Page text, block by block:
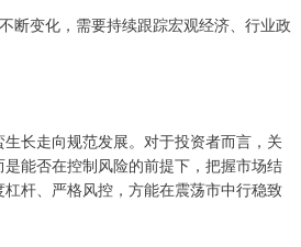
断变化，需要持续跟踪宏观经济、行业政
长走向规范发展。对于投资者而言，关
能否在控制风险的前提下，把握市场结
杆、严格风控，方能在震荡市中行稳致